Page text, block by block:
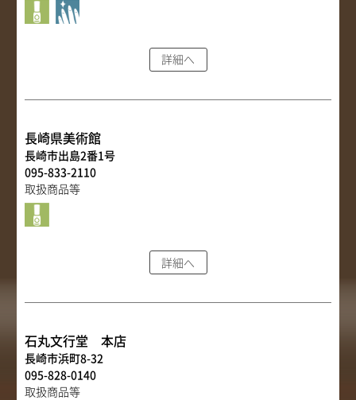
瑞々
カタログ請求
サイトマップ
詳細へ
長崎県美術館
長崎市出島2番1号
095-833-2110
取扱商品等
詳細へ
石丸文行堂 本店
長崎市浜町8-32
095-828-0140
取扱商品等